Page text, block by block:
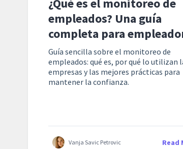
empleados? Una guía
completa para
Guía sencilla sobre el monitoreo de
empleados: qué es, por qué lo utilizan
empresas y las mejores prácticas para
mantener la confianza.
Vanja Savic Petrovic Read